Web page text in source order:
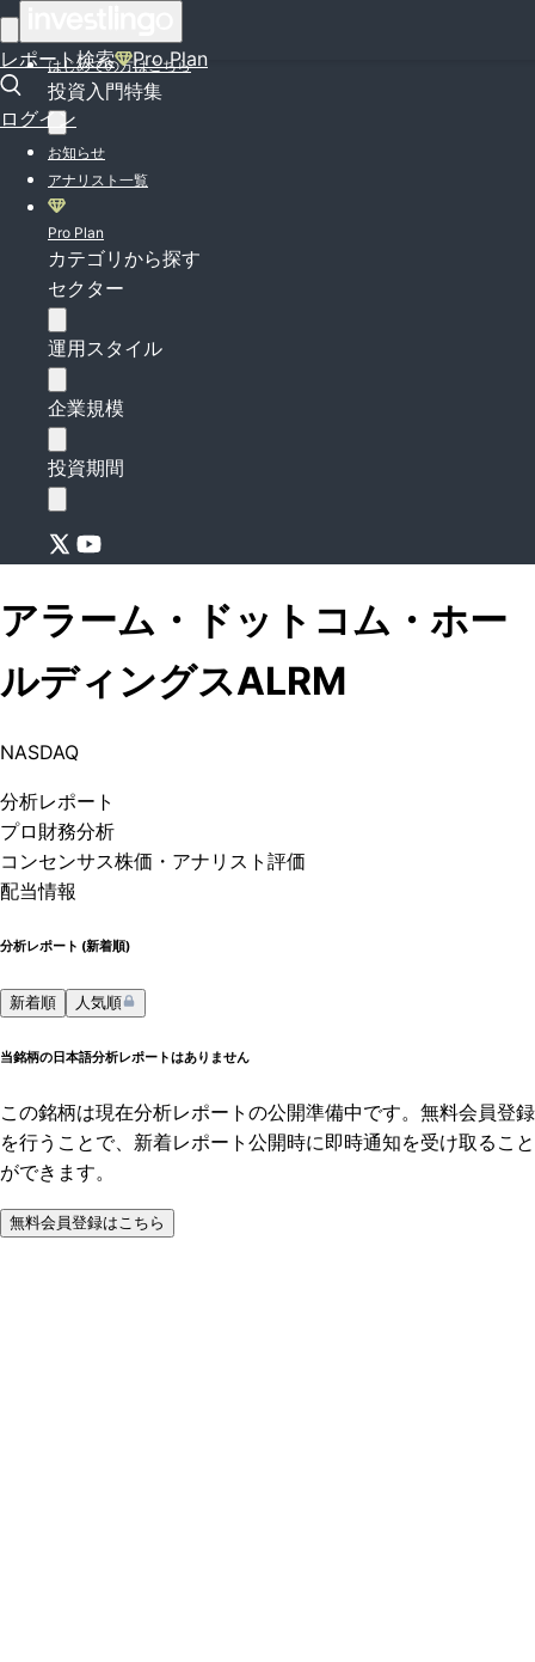
レポート検索 Pro Plan
ログイン
はじめての方はこちら
投資入門特集
お知らせ
アナリスト一覧
Pro Plan
カテゴリから探す
セクター
運用スタイル
企業規模
投資期間
アラーム・ドットコム・ホー
ルディングスALRM
NASDAQ
分析レポート
プロ 財務分析
コンセンサス株価 ・アナリスト評価
配当情報
分析レポート (新着順)
新着順 人気順
当銘柄の日本語分析レポートはありません
この銘柄は現在分析レポートの公開準備中です。無料会員登録
を行うことで、新着レポート公開時に即時通知を受け取ること
ができます。
無料会員登録はこちら